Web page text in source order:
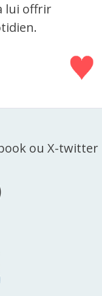
lui offrir
ou X-twitter